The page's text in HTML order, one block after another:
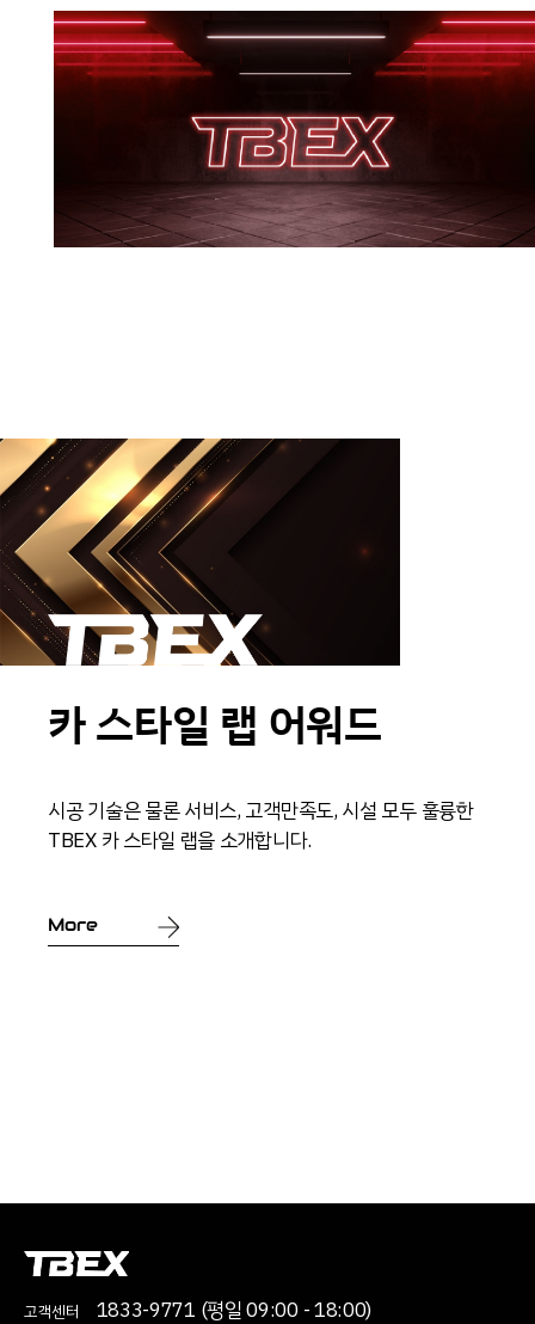
카 스타일 랩 어워드
시공 기술은 물론 서비스, 고객만족도, 시설 모두 훌륭한
TBEX 카 스타일 랩을 소개합니다.
More
고객센터 1833-9771 (평일 09:00 - 18:00)